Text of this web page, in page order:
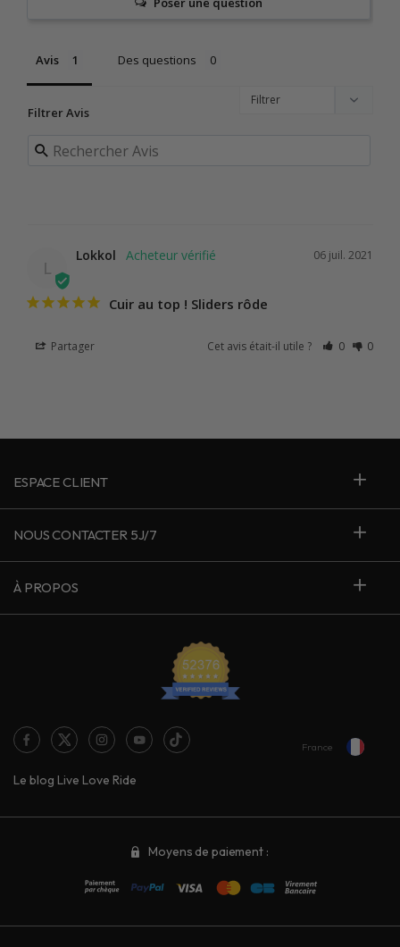
Avis Des questions
Filtrer Avis
L
06 juil. 2021
Lokkol
Cuir au top ! Sliders rôde
Partager Cet avis était-il utile ? 0 0
ESPACE CLIENT
NOUS CONTACTER 5J/7
À PROPOS
Le blog Live Love Ride
France
Moyens de paiement :